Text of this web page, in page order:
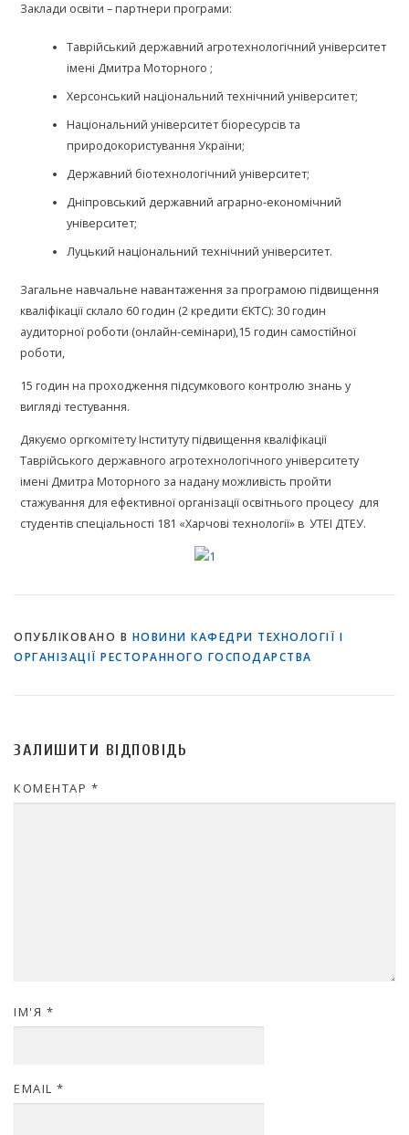
Заклади освіти – партнери програми:
Таврійський державний агротехнологічний університет
імені Дмитра Моторного ;
Херсонський національний технічний університет;
Національний університет біоресурсів та
природокористування України;
Державний біотехнологічний університет;
Дніпровський державний аграрно-економічний
університет;
Луцький національний технічний університет.
Загальне навчальне навантаження за програмою підвищення
кваліфікації склало 60 годин (2 кредити ЄКТС): 30 годин
аудиторної роботи (онлайн-семінари),15 годин самостійної
роботи,
15 годин на проходження підсумкового контролю знань у
вигляді тестування.
Дякуємо оргкомітету Інституту підвищення кваліфікації
Таврійського державного агротехнологічного університету
імені Дмитра Моторного за надану можливість пройти
стажування для ефективної організації освітнього процесу для
студентів спеціальності 181 «Харчові технології» в УТЕІ ДТЕУ.
ОПУБЛІКОВАНО В НОВИНИ КАФЕДРИ ТЕХНОЛОГІЇ І
ОРГАНІЗАЦІЇ РЕСТОРАННОГО ГОСПОДАРСТВА
ЗАЛИШИТИ ВІДПОВІДЬ
КОМЕНТАР *
ІМ'Я *
EMAIL *